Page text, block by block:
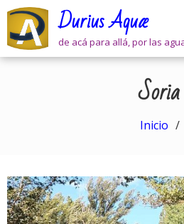
Skip
content
Durius Aquæ
de acá para allá, por las
Soria
Inicio